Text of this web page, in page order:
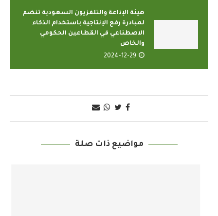
هيئة الإذاعة والتلفزيون السعودية تنضم
لمبادرة رفع الإنتاجية باستخدام الذكاء
الاصطناعي في القطاعين الحكومي
والخاص
2024-12-29
مواضيع ذات صلة